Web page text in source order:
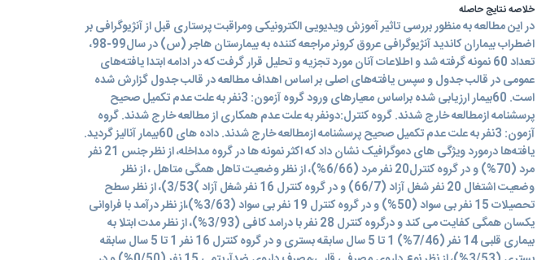
خلاصه نتایج حاصله
در این مطالعه به منظور بررسی تاثیر آموزش ویدیویی الکترونیکی ومراقبت پرستاری قبل از آنژیوگرافی بر
اضطراب بیماران کاندید آنژیوگرافی عروق کرونر مراجعه کننده به بیمارستان هاجر (س) در سال99-98،
تعداد 60 نمونه گرفته شد و اطلاعات آنان مورد تجزیه و تحلیل قرار گرفت که در ادامه ابتدا یافته‌های
عمومی در قالب جدول و سپس یافته‌های اصلی بر اساس اهداف مطالعه در قالب جدول گزارش شده
است. 60بیمار ارزیابی شده براساس معیارهای ورود گروه آزمون: 3نفر به علت عدم تکمیل صحیح
پرسشنامه ازمطالعه خارج شدند. گروه کنترل:دونفر به علت عدم همکاری از مطالعه خارج شدند. گروه
آزمون: 3نفر به علت عدم تکمیل صحیح پرسشنامه ازمطالعه خارج شدند. داده های 60بیمار آنالیز گردید.
یافته‌ها درمورد ویژگی های دموگرافیک نشان داد که اکثر نمونه ها در گروه مداخله، از نظر جنس 21 نفر
مرد (70%) و در گروه کنترل20 نفر مرد (6/66%)، از نظر وضعیت تاهل همگی متاهل ، از نظر
وضعیت اشتغال 20 نفر شغل آزاد (66/7) و در گروه کنترل 16 نفر شغل آزاد )3/53)، از نظر سطح
تحصیلات 15 نفر بی سواد (50%) و در گروه کنترل 19 نفر بی سواد (3/63%)،از نظر درآمد با فراوانی
یکسان همگی کفایت می کند و درگروه کنترل 28 نفر با درامد کافی (3/93%)، از نظر مدت ابتلا به
بیماری قلبی 14 نفر (7/46%) 1 تا 5 سال سابقه بستری و در گروه کنترل 16 نفر 1 تا 5 سال سابقه